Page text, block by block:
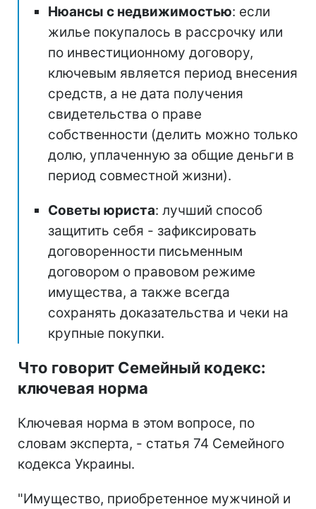
Нюансы с недвижимостью: если
жилье покупалось в рассрочку или
по инвестиционному договору,
ключевым является период внесения
средств, а не дата получения
свидетельства о праве
собственности (делить можно только
долю, уплаченную за общие деньги в
период совместной жизни).
Советы юриста: лучший способ
защитить себя - зафиксировать
договоренности письменным
договором о правовом режиме
имущества, а также всегда
сохранять доказательства и чеки на
крупные покупки.
Что говорит Семейный кодекс:
ключевая норма
Ключевая норма в этом вопросе, по
словам эксперта, - статья 74 Семейного
кодекса Украины.
"Имущество, приобретенное мужчиной и